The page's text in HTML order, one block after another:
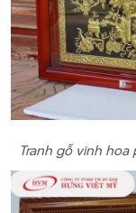
Tranh gỗ vinh